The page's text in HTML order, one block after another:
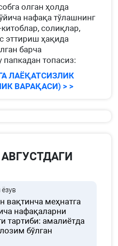
олган ҳолда
нафақа тўлашнинг
солиқлар,
эттириш ҳақида
барча
топасиз:
ЛАЁҚАТСИЗЛИК
ВАРАҚАСИ) > >
вақтинча меҳнатга
нафақаларни
тартиби: амалиётда
бўлган